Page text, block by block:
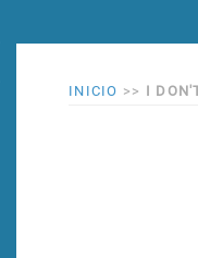
INICIO >> I